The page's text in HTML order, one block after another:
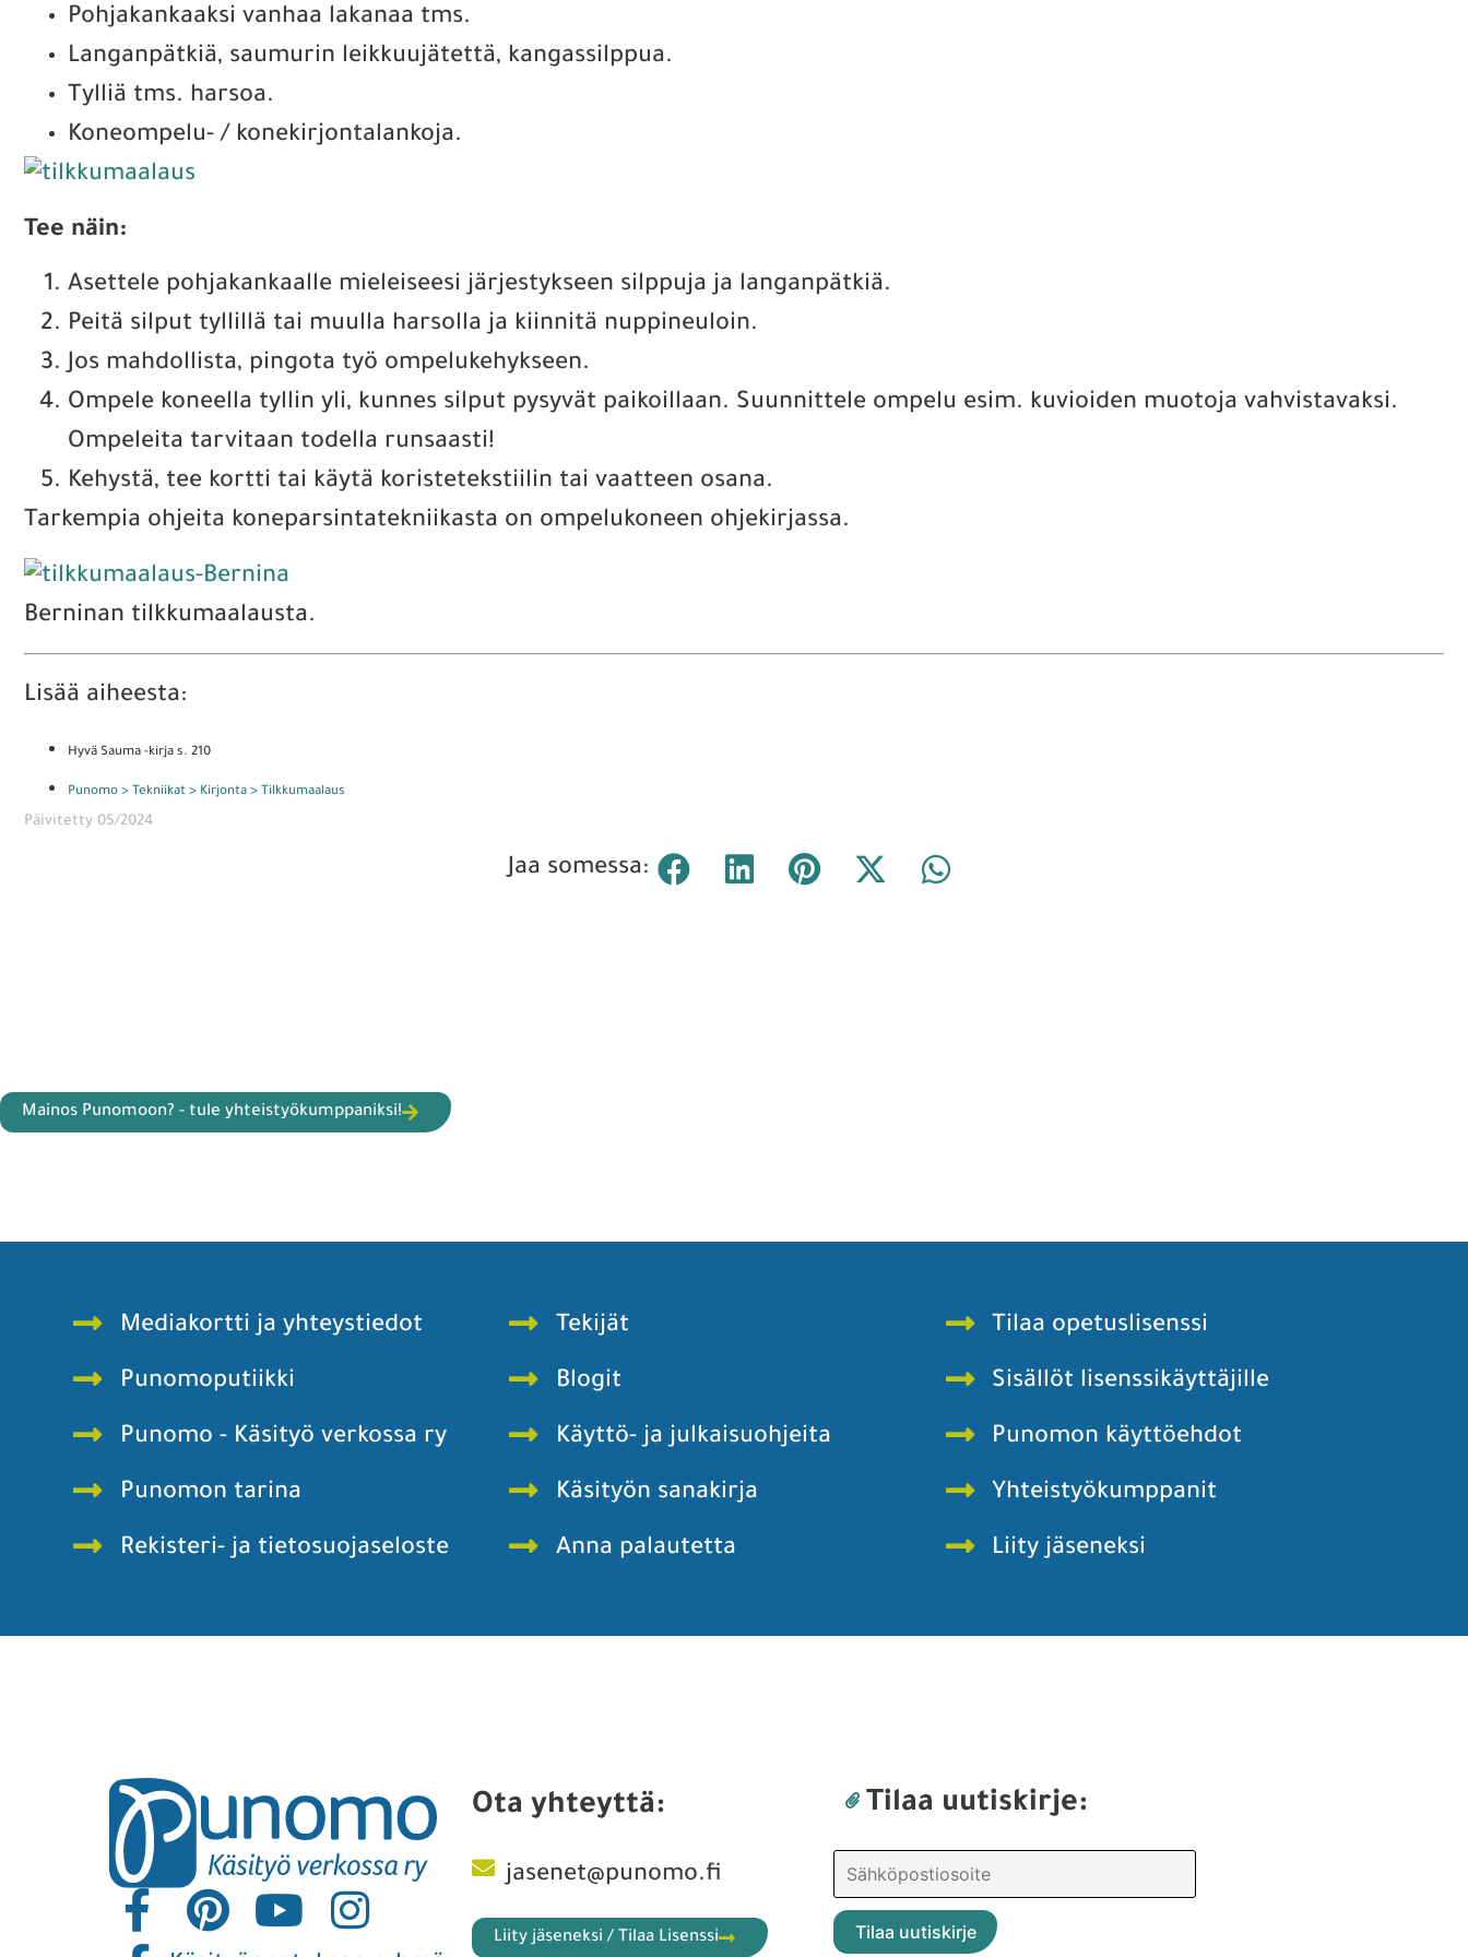
Pohjakankaaksi vanhaa lakanaa tms.
Langanpätkiä, saumurin leikkuujätettä, kangassilppua.
Tylliä tms. harsoa.
Koneompelu- / konekirjontalankoja.
Tee näin:
Asettele pohjakankaalle mieleiseesi järjestykseen silppuja ja langanpätkiä.
Peitä silput tyllillä tai muulla harsolla ja kiinnitä nuppineuloin.
Jos mahdollista, pingota työ ompelukehykseen.
Ompele koneella tyllin yli, kunnes silput pysyvät paikoillaan. Suunnittele ompelu esim. kuvioiden muotoja vahvistavaksi.
Ompeleita tarvitaan todella runsaasti!
Kehystä, tee kortti tai käytä koristetekstiilin tai vaatteen osana.
Tarkempia ohjeita koneparsintatekniikasta on ompelukoneen ohjekirjassa.
Berninan tilkkumaalausta.
Lisää aiheesta:
Hyvä Sauma -kirja s. 210
Punomo > Tekniikat > Kirjonta > Tilkkumaalaus
Päivitetty 05/2024
Jaa somessa:
Mainos Punomoon? - tule yhteistyökumppaniksi!
Mediakortti ja yhteystiedot
Punomoputiikki
Punomo - Käsityö verkossa ry
Punomon tarina
Rekisteri- ja tietosuojaseloste
Tekijät
Blogit
Käyttö- ja julkaisuohjeita
Käsityön sanakirja
Anna palautetta
Tilaa opetuslisenssi
Sisällöt lisenssikäyttäjille
Punomon käyttöehdot
Yhteistyökumppanit
Liity jäseneksi
Ota yhteyttä:
jasenet@punomo.fi
Liity jäseneksi / Tilaa Lisenssi
Tilaa uutiskirje: